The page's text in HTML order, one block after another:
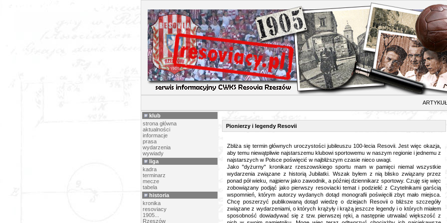
klub
strona główna
aktualności
informacje
prasa
wydarzenia
wywiady
liga
kadra
terminarz
mecze
tabela
historia
kronika
resoviacy
1905...
Rzeszów
Pionierzy i legendy Resovii
Zbliża się termin głównych uroczystości jubileuszu 100-lecia Resovii. Jest więc okazja,
aby temu niewątpliwie najstarszemu klubowi sportowemu w naszym regionie i jednemu z
najstarszych w Polsce poświęcić w najbliższym czasie nieco uwagi.
Jako "dyżurny" kronikarz rzeszowskiego sportu mam w pamięci niemal wszystkie
wydarzenia związane z historią Jubilatki. Wszak byłem z nią blisko związany przez
ponad pół wieku, najpierw jako zawodnik, a później dziennikarz sportowy. Czuję się więc
zobowiązany podjąć jako pierwszy resoviacki temat i podzielić z Czytelnikami garścią
wspomnień, którym autorzy wydanych dotąd monografii poświęcili zbyt mało miejsca.
Chcę poszerzyć publikowaną dotąd wiedzę o dziejach Resovii o bliższe szczegóły
związane z wydarzeniami, o których krążyły i krążą jeszcze legendy i o których miałem
sposobność dowiadywać się z tzw. pierwszej ręki, a następnie utrwalać większość z